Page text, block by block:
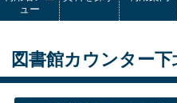
ュー
図書館カウンター下